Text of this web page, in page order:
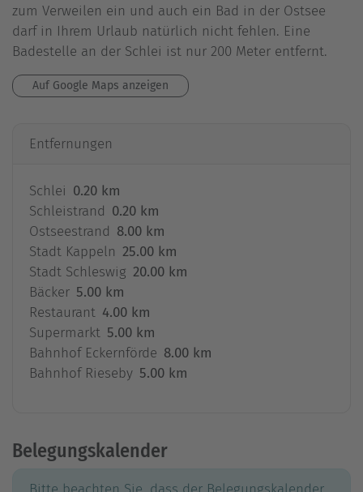
zum Verweilen ein und auch ein Bad in der Ostsee
darf in Ihrem Urlaub natürlich nicht fehlen. Eine
Badestelle an der Schlei ist nur 200 Meter entfernt.
Auf Google Maps anzeigen
Entfernungen
Schlei 0.20 km
Schleistrand 0.20 km
Ostseestrand 8.00 km
Stadt Kappeln 25.00 km
Stadt Schleswig 20.00 km
Bäcker 5.00 km
Restaurant 4.00 km
Supermarkt 5.00 km
Bahnhof Eckernförde 8.00 km
Bahnhof Rieseby 5.00 km
Belegungskalender